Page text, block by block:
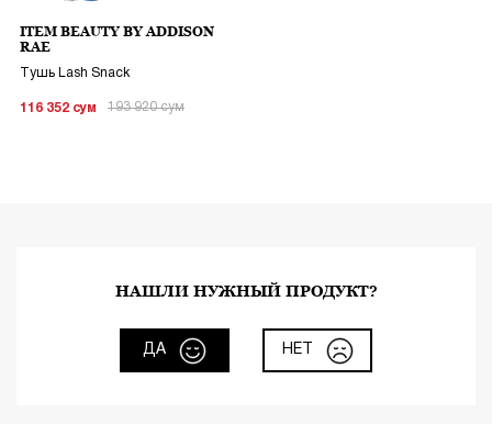
ITEM BEAUTY BY ADDISON
RAE
Тушь Lash Snack
116 352 сум 193 920сум
НАШЛИ НУЖНЫЙ ПРОДУКТ?
ДА НЕТ